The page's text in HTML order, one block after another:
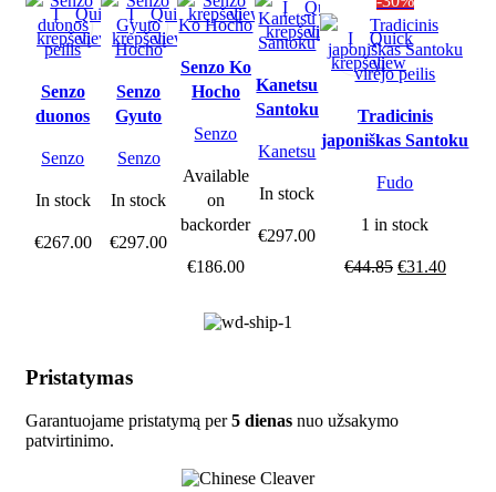
Į
krepšelį
Quick
view
Senzo
duonos
Senzo
In stock
€267.00
Į
krepšelį
Quick
view
Senzo
Gyuto
Senzo
In stock
€297.00
krepšelįview
Senzo Ko
Hocho
Senzo
Available
on
backorder
€186.00
Į
krepšelį
Quick
view
Kanetsu
Santoku
Kanetsu
In stock
€297.00
Į
krepšelį
Quick
view
Tradicinis
japoniškas Santoku
Fudo
1 in stock
€44.85 €31.40
Pristatymas
Garantuojame pristatymą per5 dienas nuo užsakymo
patvirtinimo.